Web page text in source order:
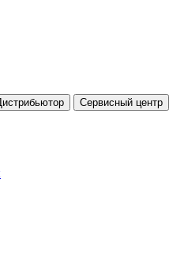
Сервисный центр